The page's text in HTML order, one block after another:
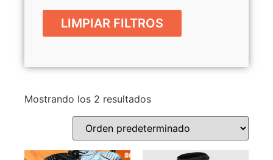
LIMPIAR FILTROS
Mostrando los 2 resultados